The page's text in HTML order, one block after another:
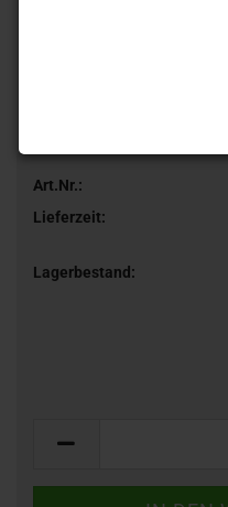
Art.Nr.:
Lieferzeit:
Lagerbestand: